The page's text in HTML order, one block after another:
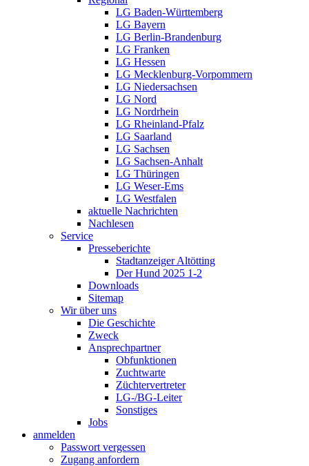
LG Baden-Württemberg
LG Bayern
LG Berlin-Brandenburg
LG Franken
LG Hessen
LG Mecklenburg-Vorpommern
LG Niedersachsen
LG Nord
LG Nordrhein
LG Rheinland-Pfalz
LG Saarland
LG Sachsen
LG Sachsen-Anhalt
LG Thüringen
LG Weser-Ems
LG Westfalen
aktuelle Nachrichten
Nachlesen
Service
Presseberichte
Stadtanzeiger Altötting
Der Hund 2025 1-2
Downloads
Sitemap
Wir über uns
Die Geschichte
Zweck
Ansprechpartner
Obfunktionen
Zuchtwarte
Züchtervertreter
LG-/BG-Leiter
Sonstiges
Jobs
anmelden
Passwort vergessen
Zugang anfordern